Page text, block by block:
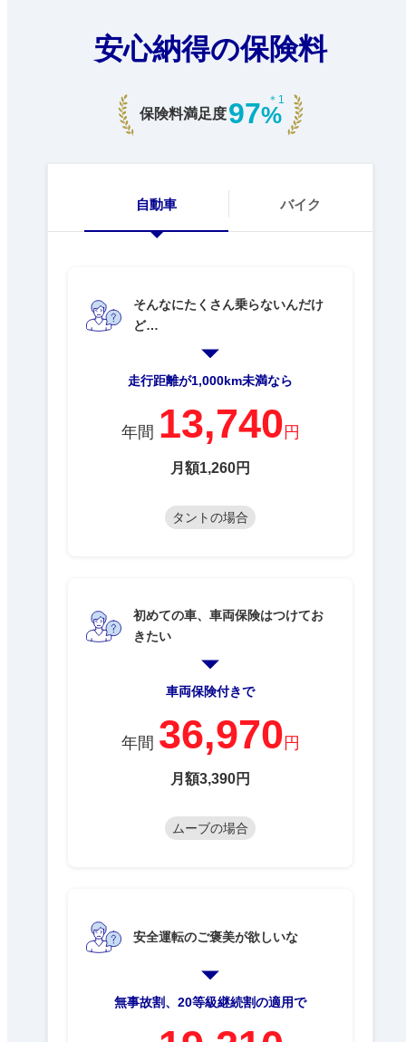
安心納得の保険料
保険料満足度 97%
＊1
自動車 バイク
そんなにたくさん乗らないんだけ
ど…
走行距離が1,000km未満なら
年間 13,740 円
月額1,260円
タントの場合
初めての車、車両保険はつけてお
きたい
車両保険付きで
年間 36,970 円
月額3,390円
ムーブの場合
安全運転のご褒美が欲しいな
無事故割、20等級継続割の適用で